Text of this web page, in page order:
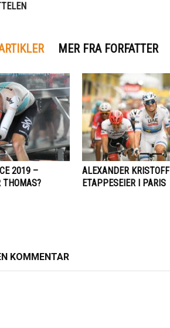
MER FRA FORFATTER
2019 –
THOMAS?
ALEXANDER
ETAPPESEIER I PARIS
KOMMENTAR